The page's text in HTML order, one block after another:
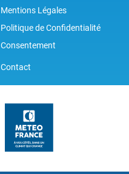
Mentions Légales
Politique de Confidentialité
Consentement
Contact